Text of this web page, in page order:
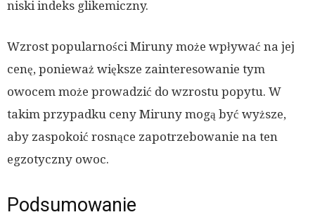
niski indeks glikemiczny.
Wzrost popularności Miruny może wpływać na jej
cenę, ponieważ większe zainteresowanie tym
owocem może prowadzić do wzrostu popytu. W
takim przypadku ceny Miruny mogą być wyższe,
aby zaspokoić rosnące zapotrzebowanie na ten
egzotyczny owoc.
Podsumowanie